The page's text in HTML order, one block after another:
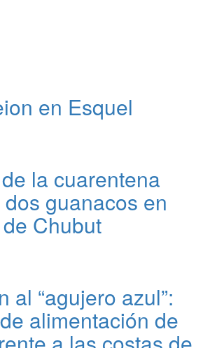
en Esquel
la cuarentena
guanacos en
Chubut
al “agujero azul”:
alimentación de